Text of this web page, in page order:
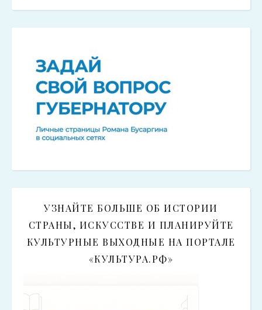
УЗНАЙТЕ БОЛЬШЕ ОБ ИСТОРИИ
СТРАНЫ, ИСКУССТВЕ И ПЛАНИРУЙТЕ
КУЛЬТУРНЫЕ ВЫХОДНЫЕ НА ПОРТАЛЕ
«КУЛЬТУРА.РФ»